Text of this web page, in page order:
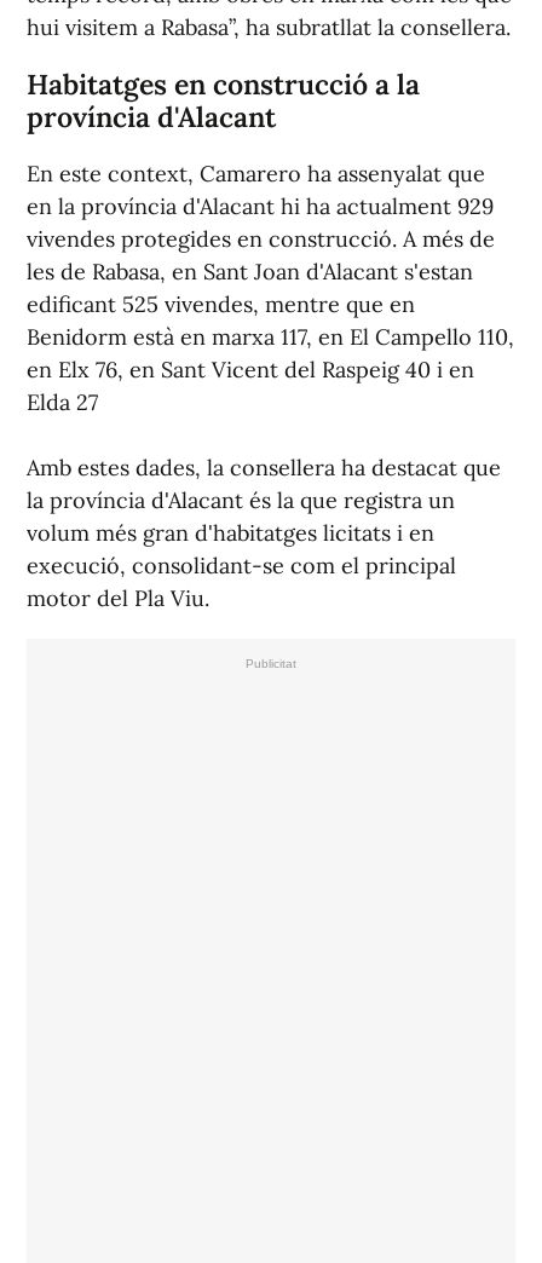
hui visitem a Rabasa”, ha subratllat la consellera.
Habitatges en construcció a la
província d'Alacant
En este context, Camarero ha assenyalat que
en la província d'Alacant hi ha actualment 929
vivendes protegides en construcció. A més de
les de Rabasa, en Sant Joan d'Alacant s'estan
edificant 525 vivendes, mentre que en
Benidorm està en marxa 117, en El Campello 110,
en Elx 76, en Sant Vicent del Raspeig 40 i en
Elda 27
Amb estes dades, la consellera ha destacat que
la província d'Alacant és la que registra un
volum més gran d'habitatges licitats i en
execució, consolidant-se com el principal
motor del Pla Viu.